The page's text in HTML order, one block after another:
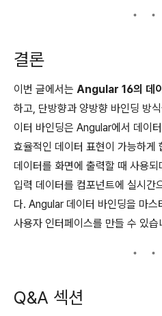
결론
이번 글에서는 Angular 16의 데
하고, 단방향과 양방향 바인딩 방
이터 바인딩은 Angular에서 데이
효율적인 데이터 표현이 가능하게
데이터를 화면에 출력할 때 사용
입력 데이터를 컴포넌트에 실시간
다. Angular 데이터 바인딩을 마스
사용자 인터페이스를 만들 수 있습
Q&A 섹션